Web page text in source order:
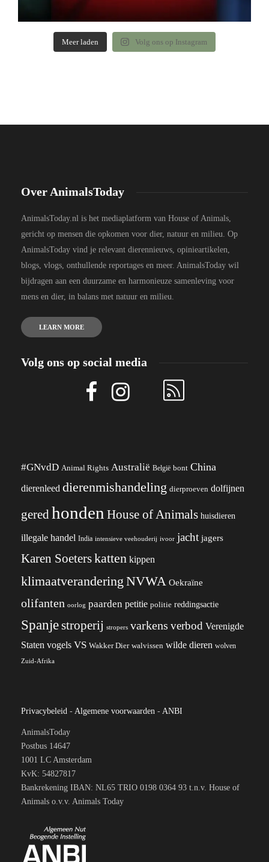
Meer laden Volg ons op Instagram
Over AnimalsToday
AnimalsToday.nl is het mediaplatform van House of Animals,
gericht op mensen die opkomen voor dier, natuur en milieu. Op
AnimalsToday vind je relevant dierennieuws, opinieartikelen,
blogs, vlogs, onthullende reportages en meer. AnimalsToday wil
bijdragen aan een duurzame en harmonieuze samenleving voor
mens en dier, in balans met natuur en milieu.
LEARN MORE
Volg ons op social media
#GNvdD Animal Rights Australië België bont China
dierenleed dierenmishandeling dierproeven dolfijnen
geredhonden House of Animals huisdieren
illegale handel India intensieve veehouderij ivoor jacht jagers
Karen Soeterskatten kippen
klimaatverandering NVWA Oekraïne
olifanten oorlog paarden petitie politie reddingsactie
Spanjestroperij stropers varkens verbod Verenigde
Staten vogels VS Wakker Dier walvissen wilde dieren wolven
Zuid-Afrika
Privacybeleid - Algemene voorwaarden - ANBI
AnimalsToday
Postbus 14647
1001 LC Amsterdam
KvK: 54827817
Bankrekening IBAN: NL65 TRIO 0198 0364 93 t.n.v. House of
Animals o.v.v. Animals Today